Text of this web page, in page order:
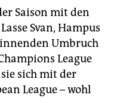
Saison mit den
Svan, Hampus
Umbruch
League
sich mit der
League – wohl